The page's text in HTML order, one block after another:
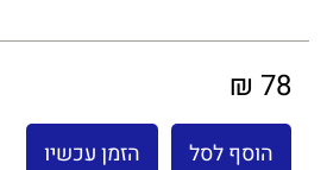
78 ₪
הוסף לסל הזמן עכשיו